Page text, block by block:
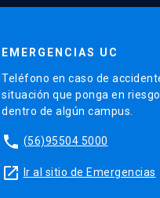
EMERGENCIAS UC
Teléfono en caso de
situación que ponga en
dentro de algún campus.
phone (56)95504 5000
launch Ir al sitio de Emergencias